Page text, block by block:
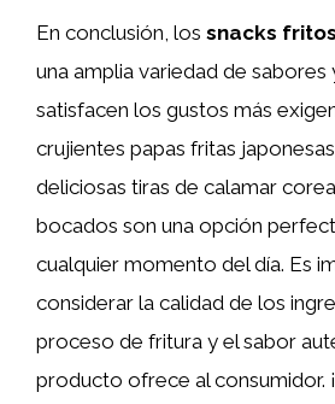
En conclusión, los snacks fritos
una amplia variedad de sabores
satisfacen los gustos más
crujientes papas fritas
deliciosas tiras de calamar
bocados son una opción
cualquier momento del día. Es
considerar la calidad de los
proceso de fritura y el sabor
producto ofrece al consumidor.